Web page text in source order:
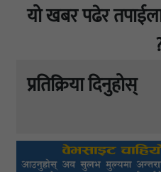
यो खबर पढेर
प्रतिक्रिया दिनुहोस्